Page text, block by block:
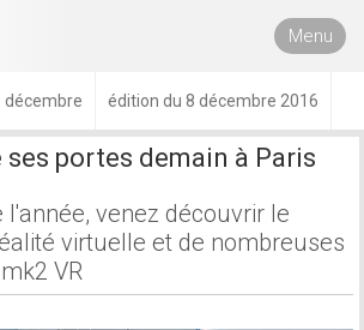
Menu
décembre édition du 8 décembre 2016
ses portes demain à Paris
l'année, venez découvrir le
virtuelle et de nombreuses
VR